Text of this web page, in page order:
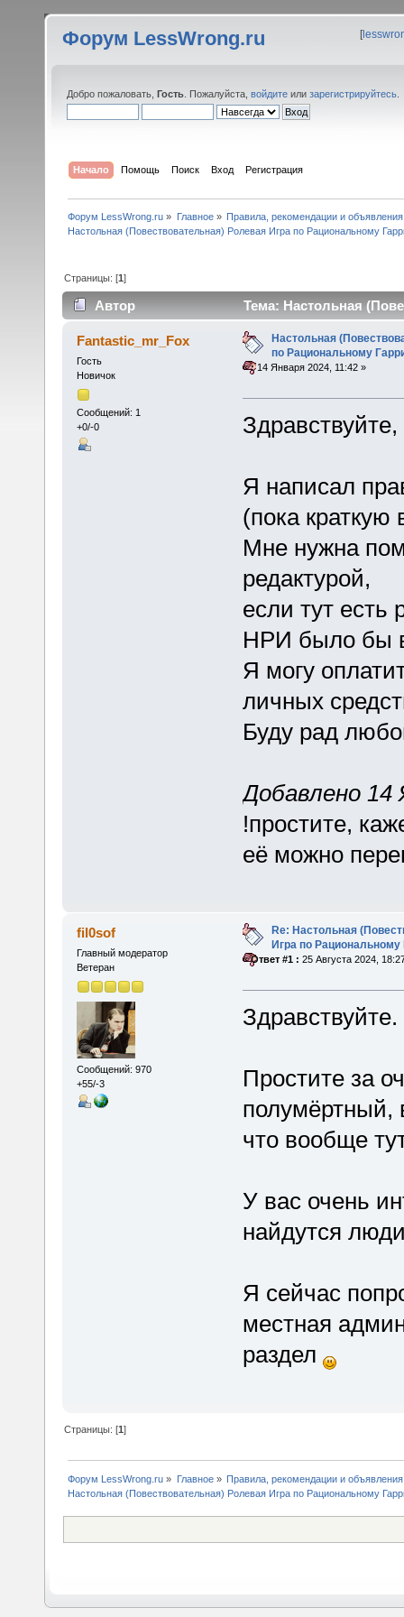
Форум LessWrong.ru [
Добро пожаловать, Гость . Пожалуйста, войдите или зарегистрируйтесь
Начало Помощь Поиск Вход Регистрация
Форум LessWrong.ru » Главное» Правила, рекомендации и объявления
Настольная (Повествовательная) Ролевая Игра по Рациональному
Страницы: [1]
Автор
Тема: Настольная
(Прочитано 57420 раз)
Fantastic_mr_Fox
Гость
Новичок
Сообщений: 1
+0/-0
Настольная
по Рациональному
«:14 Января 2024, 11:42 »
Я написал
(пока краткую
Мне нужна
редактурой,
если тут
НРИ было бы
Я могу
личных
Буду рад
Добавлено 14
!простите,
её можно
fil0sof
Главный модератор
Ветеран
Сообщений: 970
+55/-3
Re: Настольная
Игра по Рациональному
«Ответ #1 : 25 Августа 2024,
Здравствуйте.
Простите за
полумёртный,
что вообще
У вас очень
найдутся
Я сейчас
местная
раздел
Страницы: [1]
Форум LessWrong.ru » Главное» Правила, рекомендации и объявления
Настольная (Повествовательная) Ролевая Игра по Рациональному